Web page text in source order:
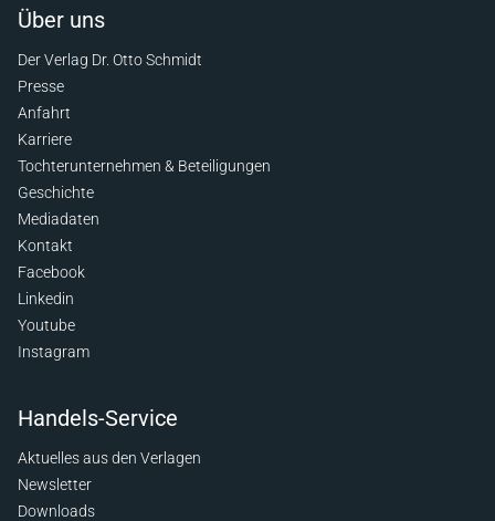
Über uns
Der Verlag Dr. Otto Schmidt
Presse
Anfahrt
Karriere
Tochterunternehmen & Beteiligungen
Geschichte
Mediadaten
Kontakt
Facebook
Linkedin
Youtube
Instagram
Handels-Service
Aktuelles aus den Verlagen
Newsletter
Downloads